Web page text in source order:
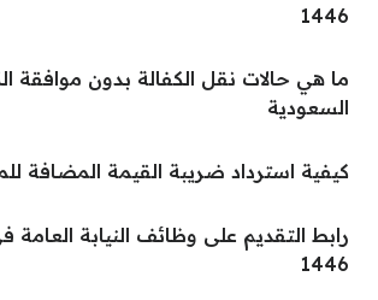
1446
ما هي حالات نقل الكفالة بدون موافقة
السعودية
كيفية استرداد ضريبة القيمة المضافة
رابط التقديم على وظائف النيابة العامة
1446